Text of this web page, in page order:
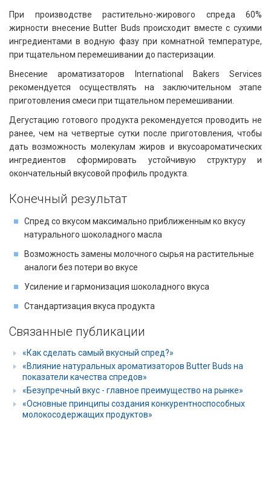
При производстве растительно-жирового спреда 60%
жирности внесение Butter Buds происходит вместе с сухими
ингредиентами в водную фазу при комнатной температуре,
при тщательном перемешивании до пастеризации.
Внесение ароматизаторов International Bakers Services
рекомендуется осуществлять на заключительном этапе
приготовления смеси при тщательном перемешивании.
Дегустацию готового продукта рекомендуется проводить не
ранее, чем на четвертые сутки после приготовления, чтобы
дать возможность молекулам жиров и вкусоароматических
ингредиентов сформировать устойчивую структуру и
окончательный вкусовой профиль продукта.
Конечный результат
Cпред со вкусом максимально приближенным ко вкусу
натурального шоколадного масла
Возможность замены молочного сырья на растительные
аналоги без потери во вкусе
Усиление и гармонизация шоколадного вкуса
Стандартизация вкуса продукта
Связанные публикации
«Как сделать самый вкусный спред?»
«Влияние натуральных ароматизаторов Butter Buds на
показатели качества спредов»
«Безупречный вкус - главное преимущество на рынке»
«Основные принципы создания конкурентноспособных
молокосодержащих продуктов»